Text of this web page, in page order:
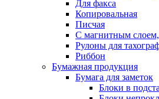
Для факса
Копировальная
Писчая
С магнитным слоем,
Рулоны для
Риббон
Бумажная продукция
Бумага для заметок
Блоки в